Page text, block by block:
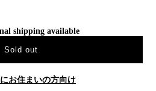
shipping available
Sold out
お住まいの方向け